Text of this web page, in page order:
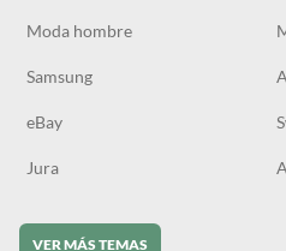
Moda hombre
Samsung
eBay
Jura
VER MÁS TEMAS